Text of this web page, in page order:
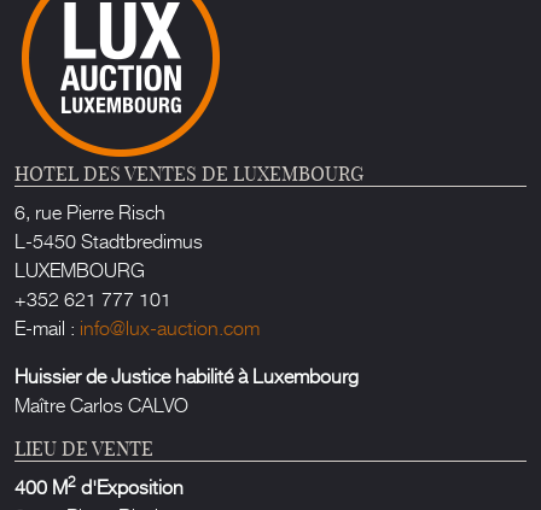
HOTEL DES VENTES DE LUXEMBOURG
6, rue Pierre Risch
L-5450 Stadtbredimus
LUXEMBOURG
+352 621 777 101
E-mail : info@lux-auction.com
Huissier de Justice habilité à Luxembourg
Maître Carlos CALVO
LIEU DE VENTE
400 M2 d'Exposition